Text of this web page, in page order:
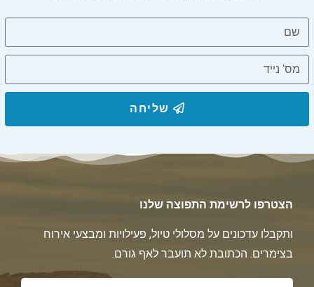
שליחה
הצטרפו לרשימת התפוצה שלנו
ותקבלו עדכונים על מסלולי טיול, פעילויות ומבצעי אירוח
בצימרים. הכתובת לא תועבר לאף גורם.